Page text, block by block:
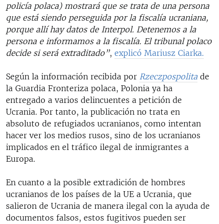
policía polaca) mostrará que se trata de una persona
que está siendo perseguida por la fiscalía ucraniana,
porque allí hay datos de Interpol. Detenemos a la
persona e informamos a la fiscalía. El tribunal polaco
decide si será extraditado”, explicó Mariusz Ciarka.
Según la información recibida por Rzeczpospolita de
la Guardia Fronteriza polaca, Polonia ya ha
entregado a varios delincuentes a petición de
Ucrania. Por tanto, la publicación no trata en
absoluto de refugiados ucranianos, como intentan
hacer ver los medios rusos, sino de los ucranianos
implicados en el tráfico ilegal de inmigrantes a
Europa.
En cuanto a la posible extradición de hombres
ucranianos de los países de la UE a Ucrania, que
salieron de Ucrania de manera ilegal con la ayuda de
documentos falsos, estos fugitivos pueden ser